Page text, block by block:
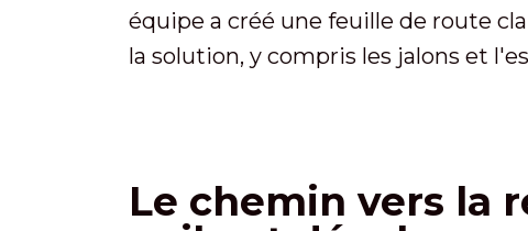
équipe a créé une feuille de route
la solution, y compris les jalons et
Le chemin vers la